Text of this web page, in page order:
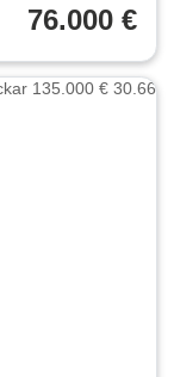
76.000 €